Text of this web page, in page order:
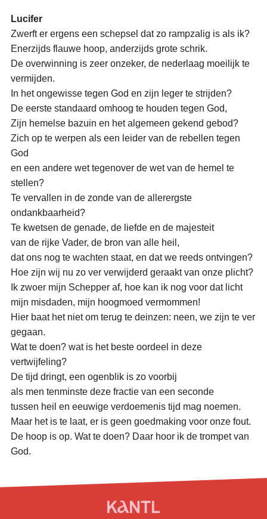
Lucifer
Zwerft er ergens een schepsel dat zo rampzalig is als ik?
Enerzijds flauwe hoop, anderzijds grote schrik.
De overwinning is zeer onzeker, de nederlaag moeilijk te
vermijden.
In het ongewisse tegen God en zijn leger te strijden?
De eerste standaard omhoog te houden tegen God,
Zijn hemelse bazuin en het algemeen gekend gebod?
Zich op te werpen als een leider van de rebellen tegen
God
en een andere wet tegenover de wet van de hemel te
stellen?
Te vervallen in de zonde van de allerergste
ondankbaarheid?
Te kwetsen de genade, de liefde en de majesteit
van de rijke Vader, de bron van alle heil,
dat ons nog te wachten staat, en dat we reeds ontvingen?
Hoe zijn wij nu zo ver verwijderd geraakt van onze plicht?
Ik zwoer mijn Schepper af, hoe kan ik nog voor dat licht
mijn misdaden, mijn hoogmoed vermommen!
Hier baat het niet om terug te deinzen: neen, we zijn te ver
gegaan.
Wat te doen? wat is het beste oordeel in deze
vertwijfeling?
De tijd dringt, een ogenblik is zo voorbij
als men tenminste deze fractie van een seconde
tussen heil en eeuwige verdoemenis tijd mag noemen.
Maar het is te laat, er is geen goedmaking voor onze fout.
De hoop is op. Wat te doen? Daar hoor ik de trompet van
God.